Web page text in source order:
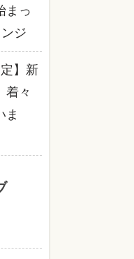
まっ
ジ
】新
着々
ま